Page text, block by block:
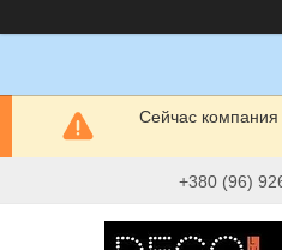
Сейчас компания
+380 (96)